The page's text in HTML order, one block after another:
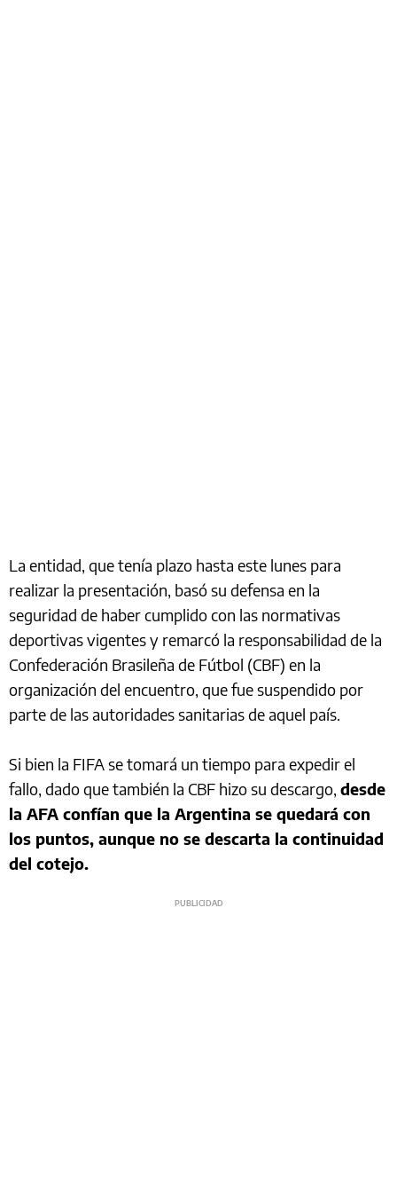
La entidad, que tenía plazo hasta este lunes para
realizar la presentación, basó su defensa en la
seguridad de haber cumplido con las normativas
deportivas vigentes y remarcó la responsabilidad de la
Confederación Brasileña de Fútbol (CBF) en la
organización del encuentro, que fue suspendido por
parte de las autoridades sanitarias de aquel país.
Si bien la FIFA se tomará un tiempo para expedir el
fallo, dado que también la CBF hizo su descargo, desde
la AFA confían que la Argentina se quedará con
los puntos, aunque no se descarta la continuidad
del cotejo.